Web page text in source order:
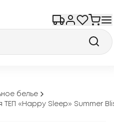
белье
ТЕП «Happy Sleep» Summer